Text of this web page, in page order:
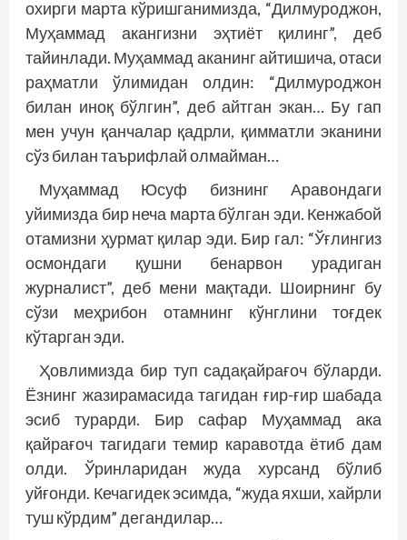
охирги марта кўришганимизда, “Дилмуроджон,
Муҳаммад акангизни эҳтиёт қилинг”, деб
тайинлади. Муҳаммад аканинг айтишича, отаси
раҳматли ўлимидан олдин: “Дилмуроджон
билан иноқ бўлгин”, деб айтган экан… Бу гап
мен учун қанчалар қадрли, қимматли эканини
сўз билан таърифлай олмайман…
Муҳаммад Юсуф бизнинг Аравондаги
уйимизда бир неча марта бўлган эди. Кенжабой
отамизни ҳурмат қилар эди. Бир гал: “Ўғлингиз
осмондаги қушни бенарвон урадиган
журналист”, деб мени мақтади. Шоирнинг бу
сўзи меҳрибон отамнинг кўнглини тоғдек
кўтарган эди.
Ҳовлимизда бир туп садақайрағоч бўларди.
Ёзнинг жазирамасида тагидан ғир-ғир шабада
эсиб турарди. Бир сафар Муҳаммад ака
қайрағоч тагидаги темир каравотда ётиб дам
олди. Ўринларидан жуда хурсанд бўлиб
уйғонди. Кечагидек эсимда, “жуда яхши, хайрли
туш кўрдим” дегандилар…